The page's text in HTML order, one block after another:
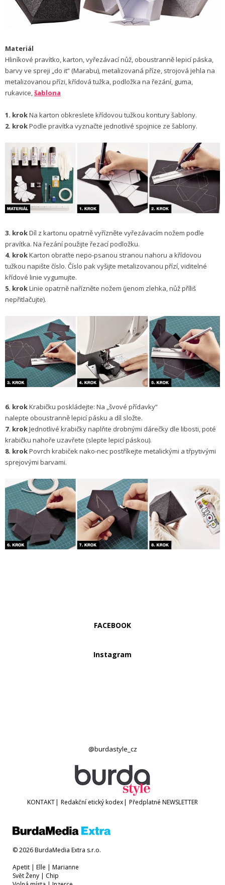
Materiál
Hliníkové pravítko, karton, vyřezávací nůž, oboustranně lepicí páska,
barvy ve spreji „do it“ (Marabu), metalizovaná příze, strojová jehla na
metalizovanou přízi, křídová tužka, podložka na řezání, guma,
rukavice, šablona
1. krokNa karton obkreslete křídovou tužkou kontury šablony.
2. krokPodle pravítka vyznačte jednotlivé spojnice ze šablony.
3. krokDíl z kartonu opatrně vyřízněte vyřezávacím nožem podle
pravítka. Na řezání použijte řezací podložku.
4. krokKarton obraťte nepo-psanou stranou nahoru a křídovou
tužkou napište číslo. Číslo pak vyšijte metalizovanou přízí, viditelné
křídové linie vygumujte.
5. krokLinie opatrně nařízněte nožem (jenom zlehka, nůž příliš
nepřitlačujte).
6. krokKrabičku poskládejte: Na „švové přídavky“
nalepte oboustranně lepicí pásku a díl složte.
7. krokJednotlivé krabičky naplňte drobnými dárečky dle libosti, poté
krabičku nahoře uzavřete (slepte lepicí páskou).
8. krokPovrch krabiček nako-nec postříkejte metalickými a třpytivými
sprejovými barvami.
FACEBOOK
Instagram
@burdastyle_cz
KONTAKT| Redakční etický kodex| Předplatné NEWSLETTER
© 2026 BurdaMedia Extra s.r.o.
Apetit | Elle | Marianne
Svět Ženy | Chip